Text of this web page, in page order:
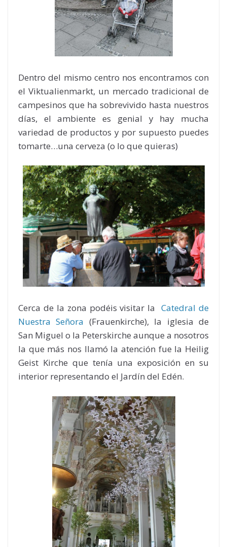
Dentro del mismo centro nos encontramos con
el Viktualienmarkt, un mercado tradicional de
campesinos que ha sobrevivido hasta nuestros
días, el ambiente es genial y hay mucha
variedad de productos y por supuesto puedes
tomarte…una cerveza (o lo que quieras)
Cerca de la zona podéis visitar laCatedral de
Nuestra Señora (Frauenkirche), la iglesia de
San Miguel o la Peterskirche aunque a nosotros
la que más nos llamó la atención fue la Heilig
Geist Kirche que tenía una exposición en su
interior representando el Jardín del Edén.